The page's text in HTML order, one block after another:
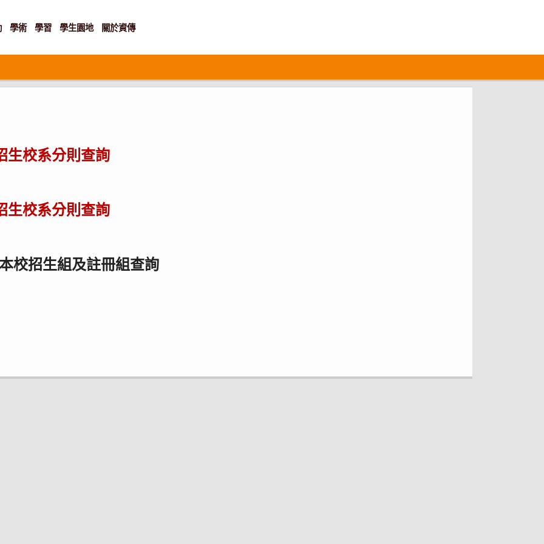
學術 學習 學生園地 關於資傳
生校系分則查詢
生校系分則查詢
校招生組及註冊組查詢